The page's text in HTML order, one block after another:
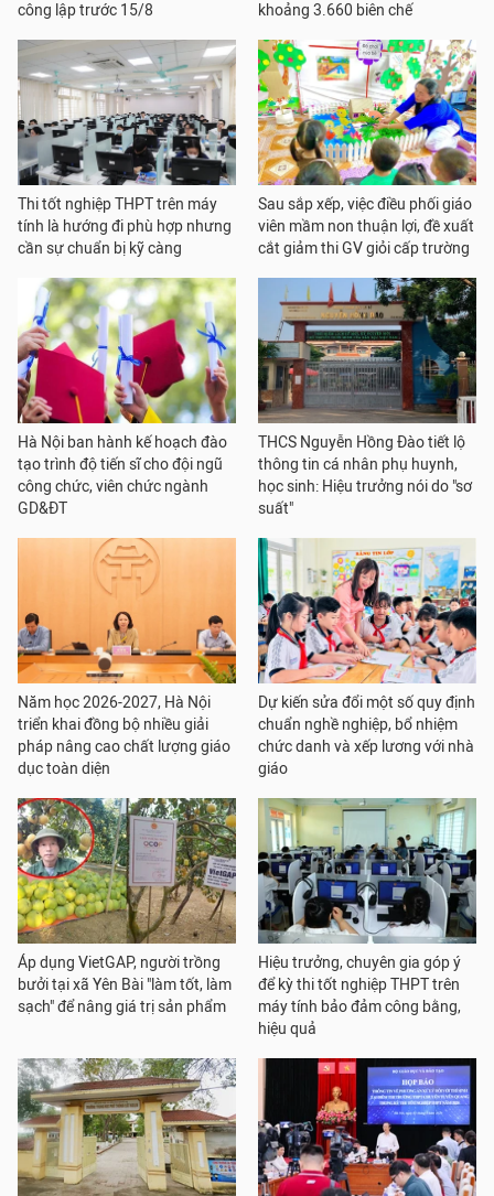
công lập trước 15/8
khoảng 3.660 biên chế
Thi tốt nghiệp THPT trên máy
tính là hướng đi phù hợp nhưng
cần sự chuẩn bị kỹ càng
Sau sắp xếp, việc điều phối giáo
viên mầm non thuận lợi, đề xuất
cắt giảm thi GV giỏi cấp trường
Hà Nội ban hành kế hoạch đào
tạo trình độ tiến sĩ cho đội ngũ
công chức, viên chức ngành
GD&ĐT
THCS Nguyễn Hồng Đào tiết lộ
thông tin cá nhân phụ huynh,
học sinh: Hiệu trưởng nói do "sơ
suất"
Năm học 2026-2027, Hà Nội
triển khai đồng bộ nhiều giải
pháp nâng cao chất lượng giáo
dục toàn diện
Dự kiến sửa đổi một số quy định
chuẩn nghề nghiệp, bổ nhiệm
chức danh và xếp lương với nhà
giáo
Áp dụng VietGAP, người trồng
bưởi tại xã Yên Bài "làm tốt, làm
sạch" để nâng giá trị sản phẩm
Hiệu trưởng, chuyên gia góp ý
để kỳ thi tốt nghiệp THPT trên
máy tính bảo đảm công bằng,
hiệu quả